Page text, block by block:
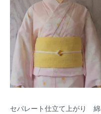
セパレート仕立て上がり 綿